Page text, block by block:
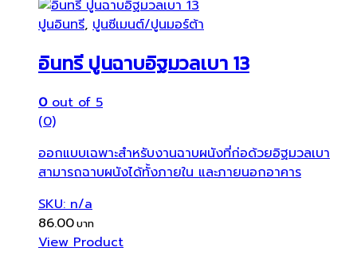
ปูนอินทรี, ปูนซีเมนต์/ปูนมอร์ต้า
อินทรี ปูนฉาบอิฐมวลเบา 13
0out of 5
(0)
ออกแบบเฉพาะสำหรับงานฉาบผนังที่ก่อด้วยอิฐมวลเบา
สามารถฉาบผนังได้ทั้งภายใน และภายนอกอาคาร
SKU: n/a
86.00
View Product